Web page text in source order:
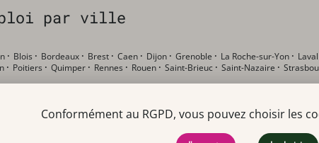
par ville
· Blois · Bordeaux · Brest · Caen · Dijon · Grenoble · La Roche-sur-Yon · Laval
· Poitiers · Quimper · Rennes · Rouen · Saint-Brieuc · Saint-Nazaire ·
par poste
Conformément au RGPD, vous pouvez choisir les